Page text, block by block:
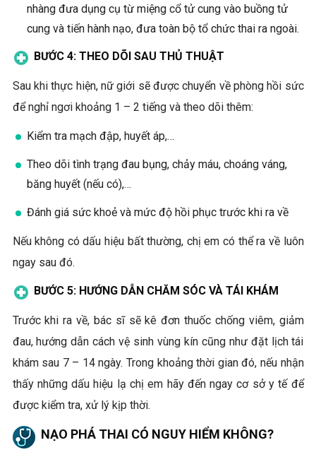
nhàng đưa dụng cụ từ miệng cổ tử cung vào buồng tử
cung và tiến hành nạo, đưa toàn bộ tổ chức thai ra ngoài.
BƯỚC 4: THEO DÕI SAU THỦ THUẬT
Sau khi thực hiện, nữ giới sẽ được chuyển về phòng hồi sức
để nghỉ ngơi khoảng 1 – 2 tiếng và theo dõi thêm:
Kiểm tra mạch đập, huyết áp,…
Theo dõi tình trạng đau bụng, chảy máu, choáng váng,
băng huyết (nếu có),…
Đánh giá sức khoẻ và mức độ hồi phục trước khi ra về
Nếu không có dấu hiệu bất thường, chị em có thể ra về luôn
ngay sau đó.
BƯỚC 5: HƯỚNG DẪN CHĂM SÓC VÀ TÁI KHÁM
Trước khi ra về, bác sĩ sẽ kê đơn thuốc chống viêm, giảm
đau, hướng dẫn cách vệ sinh vùng kín cũng như đặt lịch tái
khám sau 7 – 14 ngày. Trong khoảng thời gian đó, nếu nhận
thấy những dấu hiệu lạ chị em hãy đến ngay cơ sở y tế để
được kiểm tra, xử lý kịp thời.
NẠO PHÁ THAI CÓ NGUY HIỂM KHÔNG?